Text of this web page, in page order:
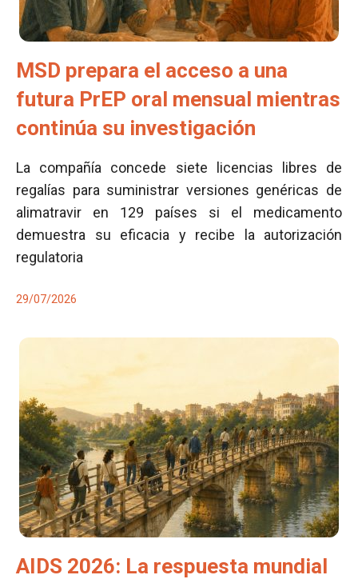
MSD prepara el acceso a una
futura PrEP oral mensual mientras
continúa su investigación
La compañía concede siete licencias libres de
regalías para suministrar versiones genéricas de
alimatravir en 129 países si el medicamento
demuestra su eficacia y recibe la autorización
regulatoria
29/07/2026
AIDS 2026: La respuesta mundial